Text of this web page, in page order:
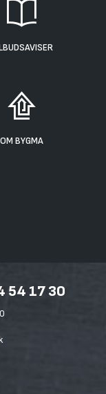
OM BYGMA
54 17 30